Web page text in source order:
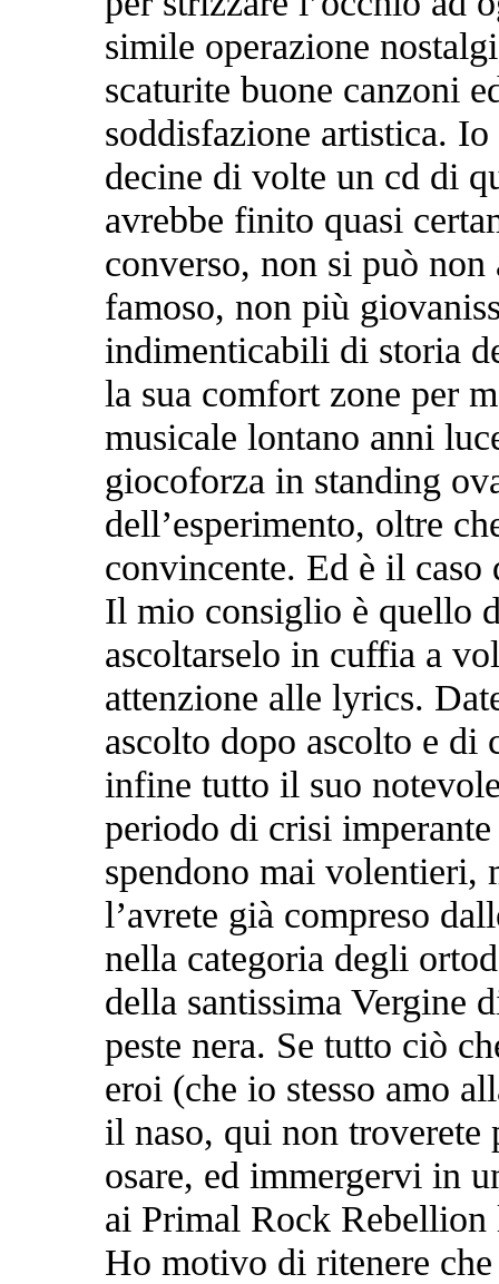
simile operazione
scaturite buone canzoni
soddisfazione artistica. Io
decine di volte un cd di
avrebbe finito quasi
converso, non si può
famoso, non più
indimenticabili di storia
la sua comfort zone per
musicale lontano anni
giocoforza in standing
dell’esperimento, oltre
convincente. Ed è il
Il mio consiglio è quello
ascoltarselo in cuffia a
attenzione alle lyrics.
ascolto dopo ascolto e di
infine tutto il suo
periodo di crisi
spendono mai volentieri,
l’avrete già compreso
nella categoria degli
della santissima Vergine
peste nera. Se tutto ciò
eroi (che io stesso amo
il naso, qui non troverete
osare, ed immergervi in
ai Primal Rock Rebellion
Ho motivo di ritenere